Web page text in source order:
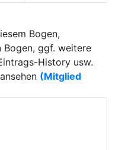
Bogen,
Bogen, ggf. weitere
History usw.
(Mitglied